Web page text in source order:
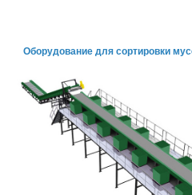
Оборудование для сортировки